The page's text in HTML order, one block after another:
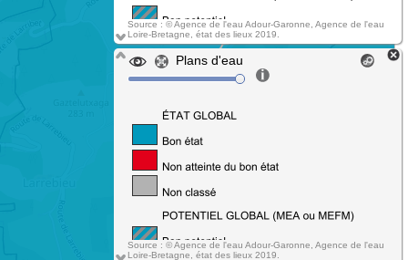
Source : © Agence de l'eau Adour-Garonne, Agence de l'eau
Loire-Bretagne, état des lieux 2019.
Plans d'eau
Source : © Agence de l'eau Adour-Garonne, Agence de l'eau
Loire-Bretagne, état des lieux 2019.